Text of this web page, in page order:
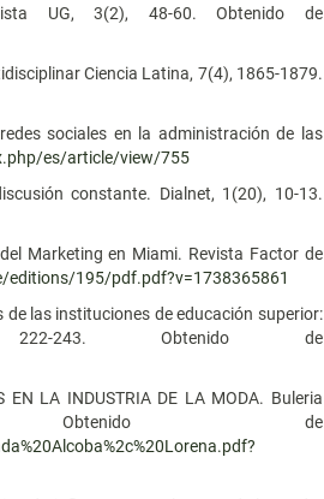
UG, 3(2), 48-60. Obtenido de
Ciencia Latina, 7(4), 1865-1879.
sociales en la administración de las
es/article/view/755
constante. Dialnet, 1(20), 10-13.
Marketing en Miami. Revista Factor de
195/pdf.pdf?v=1738365861
de las instituciones de educación superior:
243. Obtenido de
EN LA INDUSTRIA DE LA MODA. Buleria
de